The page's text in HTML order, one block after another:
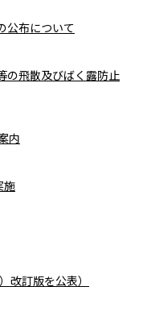
公布について
の飛散及びばく露防止
内
施
改訂版を公表）